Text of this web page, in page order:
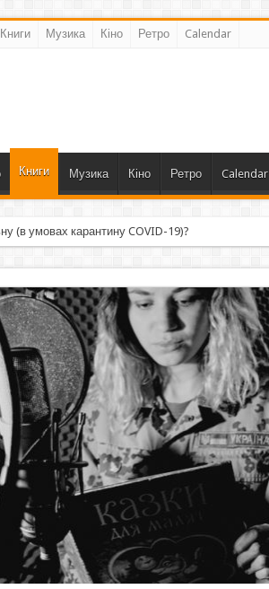
Книги Музика Кіно Ретро Calendar
Книги Музика Кіно Ретро Calendar
(в умовах карантину COVID-19)?